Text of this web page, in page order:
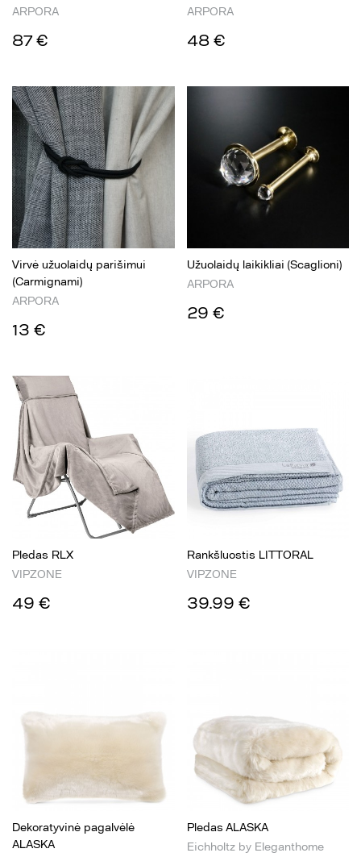
ARPORA
87 €
ARPORA
48 €
Virvė užuolaidų parišimui
(Carmignami)
ARPORA
13 €
Užuolaidų laikikliai (Scaglioni)
ARPORA
29 €
Pledas RLX
VIPZONE
49 €
Rankšluostis LITTORAL
VIPZONE
39.99 €
Dekoratyvinė pagalvėlė
ALASKA
Pledas ALASKA
Eichholtz by Eleganthome